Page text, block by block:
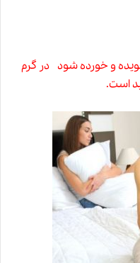
و خورده شود در گرم
است‏.